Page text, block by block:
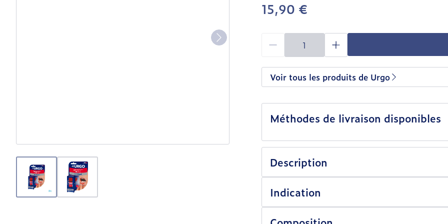
View larger imageView larger image
15,90 €
Voir tous les produits de Urgo
Méthodes de livraison disponibles
Description
URGO Filmogel® Aphtes et petites plaies
dents, appareils dentaires…) et favorise
Indication